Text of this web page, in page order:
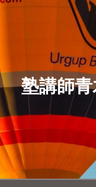
塾講師